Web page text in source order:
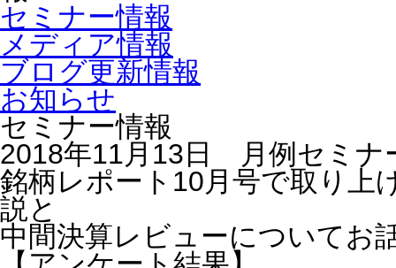
セミナー情報
メディア情報
ブログ更新情報
お知らせ
セミナー情報
2018年11月13日 月例セミ
銘柄レポート10月号で取り上
説と
中間決算レビューについてお